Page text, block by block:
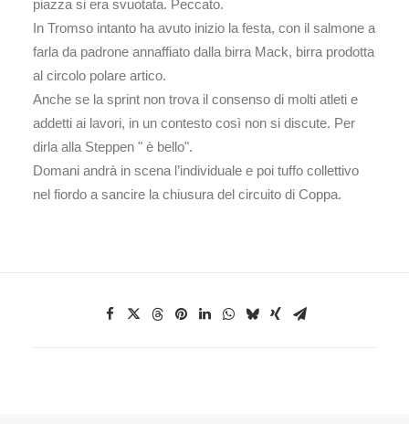
piazza si era svuotata. Peccato.
In Tromso intanto ha avuto inizio la festa, con il salmone a
farla da padrone annaffiato dalla birra Mack, birra prodotta
al circolo polare artico.
Anche se la sprint non trova il consenso di molti atleti e
addetti ai lavori, in un contesto così non si discute. Per
dirla alla Steppen " è bello".
Domani andrà in scena l’individuale e poi tuffo collettivo
nel fiordo a sancire la chiusura del circuito di Coppa.